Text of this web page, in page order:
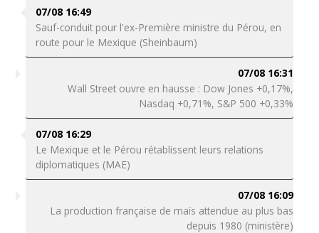
07/08 16:49
Sauf-conduit pour l'ex-Première ministre du Pérou, en
route pour le Mexique (Sheinbaum)
07/08 16:31
Wall Street ouvre en hausse : Dow Jones +0,17%,
Nasdaq +0,71%, S&P 500 +0,33%
07/08 16:29
Le Mexique et le Pérou rétablissent leurs relations
diplomatiques (MAE)
07/08 16:09
La production française de maïs attendue au plus bas
depuis 1980 (ministère)